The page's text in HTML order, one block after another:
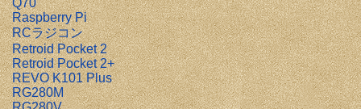
Q70
Raspberry Pi
RCラジコン
Retroid Pocket 2
Retroid Pocket 2+
REVO K101 Plus
RG280M